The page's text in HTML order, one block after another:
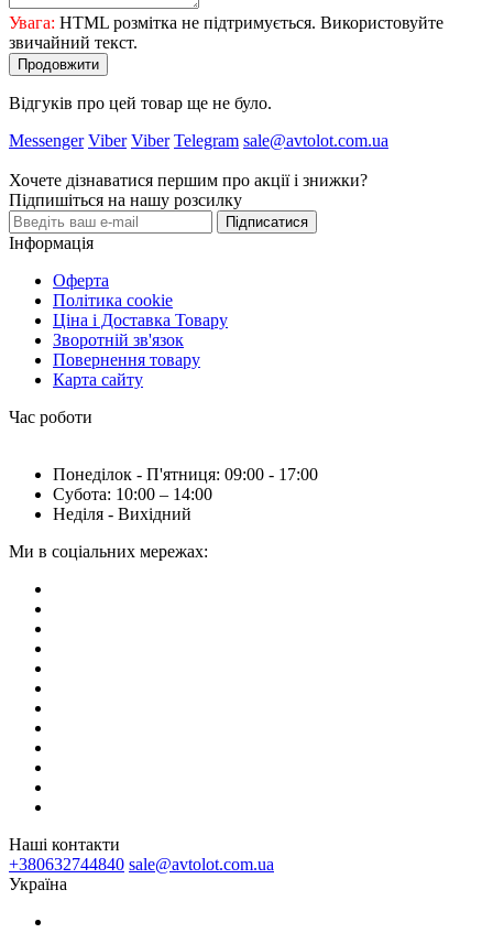
Увага: HTML розмітка не підтримується. Використовуйте
звичайний текст.
Продовжити
Відгуків про цей товар ще не було.
Messenger Viber Viber Telegram sale@avtolot.com.ua
Хочете дізнаватися першим про акції і знижки?
Підпишіться на нашу розсилку
Підписатися
Інформація
Оферта
Політика cookie
Ціна і Доставка Товару
Зворотній зв'язок
Повернення товару
Карта сайту
Час роботи
Понеділок - П'ятниця: 09:00 - 17:00
Субота: 10:00 – 14:00
Неділя - Вихідний
Ми в соціальних мережах:
Наші контакти
+380632744840 sale@avtolot.com.ua
Українa